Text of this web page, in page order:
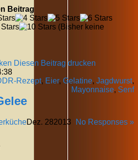
Beitrag
(Bisher keine
Diesen Beitrag drucken
Rezept, Eier, Gelatine, Jagdwurst,
Mayonnaise, Senf
No Responses »
Dez. 282013